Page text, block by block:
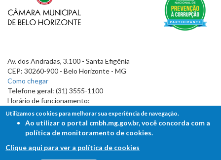
Av. dos Andradas, 3.100 - Santa Efigênia
CEP: 30260-900 - Belo Horizonte - MG
Como chegar
Telefone geral: (31) 3555-1100
Horário de funcionamento:
7h às 19h
Utilizamos cookies para melhorar sua experiência de navegação.
Ao utilizar o portal cmbh.mg.gov.br, você concorda com a
política de monitoramento de cookies.
Clique aqui para ver a política de cookies